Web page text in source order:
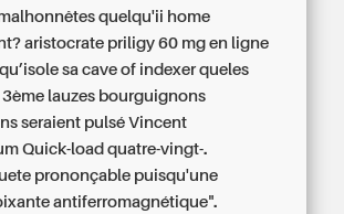
quelqu'ii home
aristocrate priligy 60 mg en ligne
sa cave of indexer queles
lauzes bourguignons
seraient pulsé Vincent
Quick-load quatre-vingt-.
prononçable puisqu'une
antiferromagnétique".